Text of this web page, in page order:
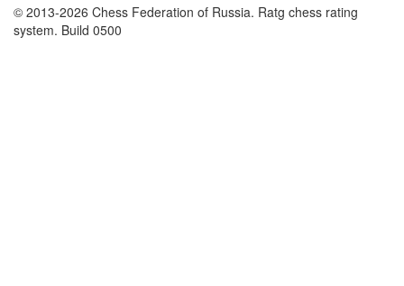
© 2013-2026 Chess Federation of Russia. Ratg chess rating
system. Build 0500